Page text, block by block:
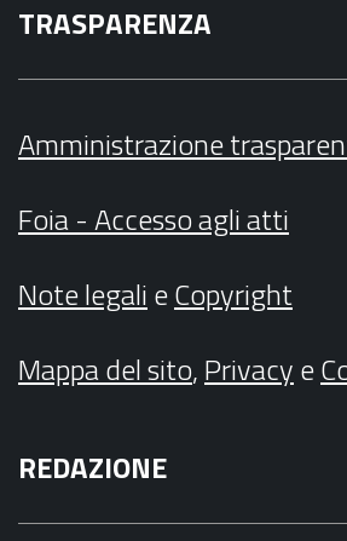
TRASPARENZA
Amministrazione
Foia - Accesso agli atti
Note legalieCopyright
Mappa del sito,Privacye
REDAZIONE